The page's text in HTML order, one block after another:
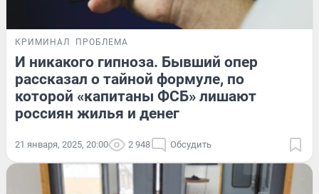
КРИМИНАЛ ПРОБЛЕМА
И никакого гипноза. Бывший опер
рассказал о тайной формуле, по
которой «капитаны ФСБ» лишают
россиян жилья и денег
21 января, 2025, 20:00 2 948 Обсудить